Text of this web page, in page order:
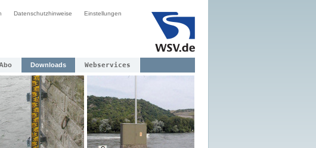
Datenschutzhinweise Einstellungen
Downloads Webservices